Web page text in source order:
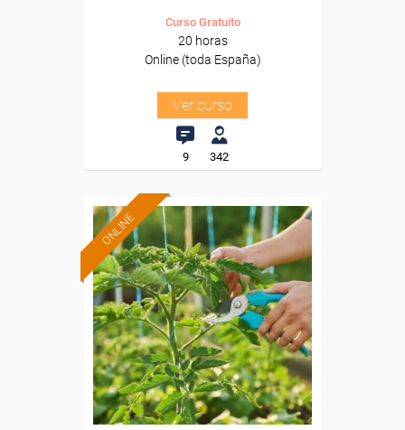
Curso Gratuito
20 horas
Online (toda España)
Ver curso
9 342
ONLINE
Formación 100%
subvencionada.
Para desempleados,
trabajadores y autónomos.
Sector
-Agricultura y Ganadería.